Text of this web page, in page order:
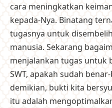
cara meningkatkan
kepada-Nya. Binatang
tugasnya untuk
manusia. Sekarang
menjalankan tugas untuk
SWT, apakah sudah
demikian, bukti kita
itu adalah